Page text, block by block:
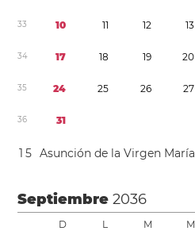
33 10 11 12 13
34 17 18 19 20
35 24 25 26 27
36 31
1 5 Asunción de la Virgen María
Septiembre2036
D L M M